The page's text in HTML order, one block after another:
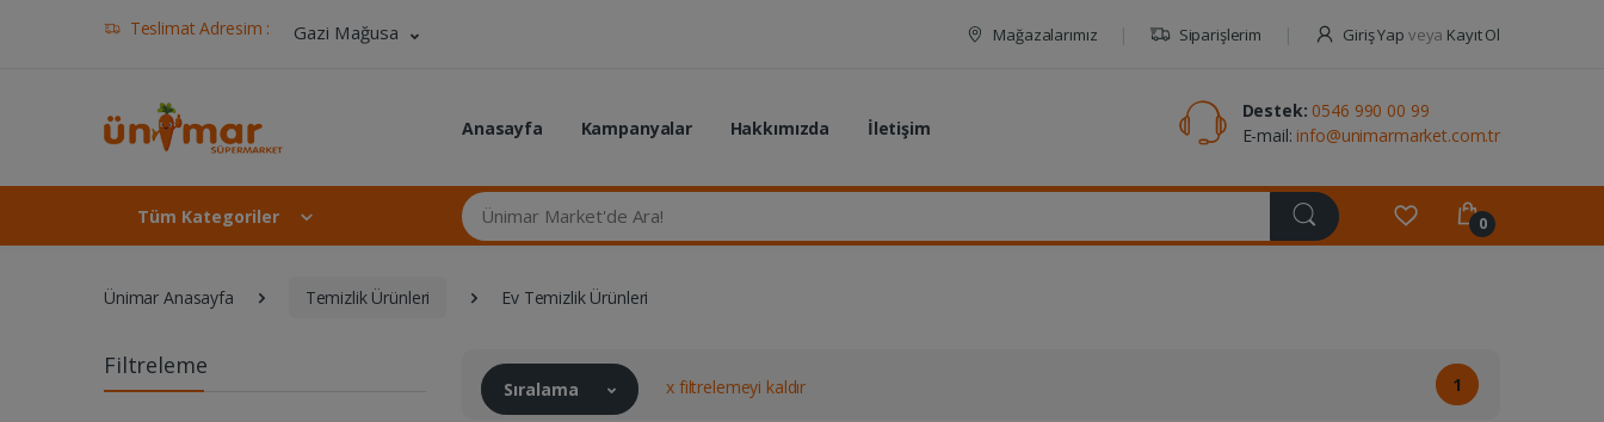
Teslimat Adresim : Gazi Mağusa Mağazalarımız Siparişlerim Giriş Yap veya Kayıt Ol
Anasayfa Kampanyalar Hakkımızda İletişim
Destek: 0546 990 00 99
E-mail: info@unimarmarket.com.tr
Tüm Kategoriler
Ünimar Market'de Ara...
0
Ünimar Anasayfa Temizlik Ürünleri Ev Temizlik Ürünleri
Filtreleme
Sıralama x filtrelemeyi kaldır 1